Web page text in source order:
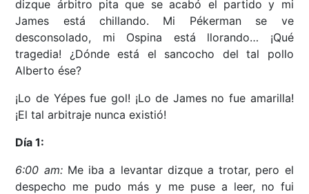
dizque árbitro pita que se acabó el partido y mi
James está chillando. Mi Pékerman se ve
desconsolado, mi Ospina está llorando… ¡Qué
tragedia! ¿Dónde está el sancocho del tal pollo
Alberto ése?
¡Lo de Yépes fue gol! ¡Lo de James no fue amarilla!
¡El tal arbitraje nunca existió!
Día 1:
6:00 am:Me iba a levantar dizque a trotar, pero el
despecho me pudo más y me puse a leer, no fui